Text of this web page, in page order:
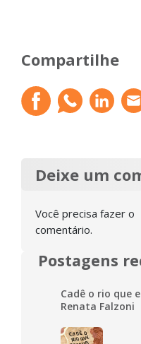
Compartilhe
Deixe um
Você precisa fazer o
comentário.
Postagens
Cadê o rio que
Renata Falzoni